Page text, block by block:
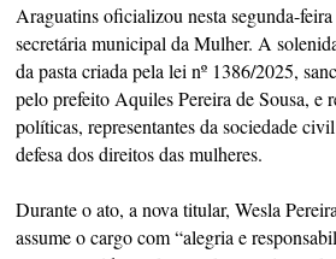
Araguatins oficializou nesta segunda-
secretária municipal da Mulher. A
da pasta criada pela lei nº 1386/2025,
pelo prefeito Aquiles Pereira de Sousa, e
políticas, representantes da sociedade
defesa dos direitos das mulheres.
Durante o ato, a nova titular, Wesla
assume o cargo com “alegria e